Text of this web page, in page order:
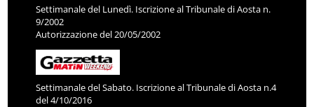
Settimanale del Lunedì. Iscrizione al Tribunale di Aosta n.
9/2002
Autorizzazione del 20/05/2002
Settimanale del Sabato. Iscrizione al Tribunale di Aosta n.4
del 4/10/2016